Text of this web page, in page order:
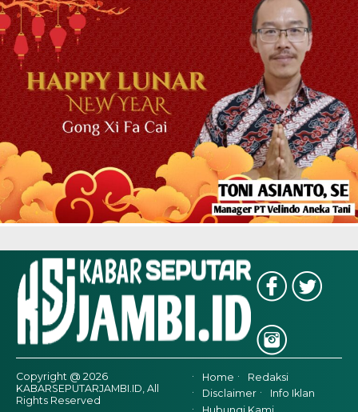
Copyright @ 2026
KABARSEPUTARJAMBI.ID, All
Rights Reserved
Home
Redaksi
Disclaimer
Info Iklan